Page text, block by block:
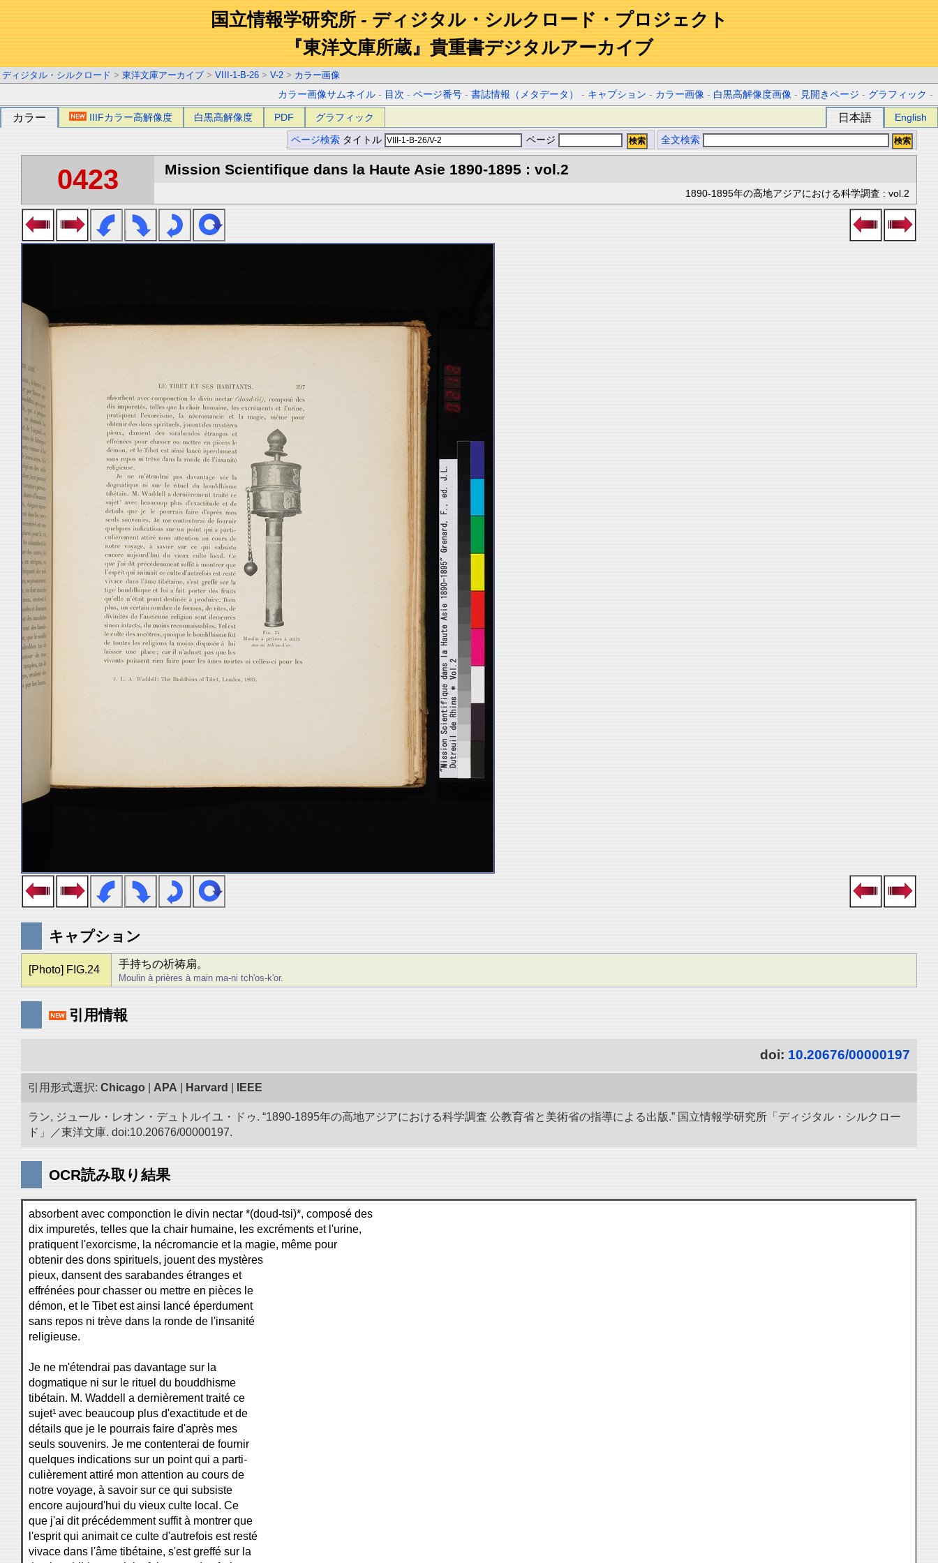
国立情報学研究所 - ディジタル・シルクロード・プロジェクト
『東洋文庫所蔵』貴重書デジタルアーカイブ
ディジタル・シルクロード > 東洋文庫アーカイブ > VIII-1-B-26 > V-2 > カラー画像
カラー画像サムネイル - 目次 -ページ番号 -書誌情報（メタデータ） - キャプション - カラー画像 - 白黒高解像度画像 - 見開きページ - グラフィック -
カラー IIIFカラー高解像度 白黒高解像度 PDF グラフィック 日本語 English
ページ検索 タイトル ページ 全文検索
0423 Mission Scientifique dans la Haute Asie 1890-1895 : vol.2
1890-1895年の高地アジアにおける科学調査 : vol.2
キャプション
[Photo] FIG.24 手持ちの祈祷扇。
Moulin à prières à main ma-ni tch'os-k'or.
引用情報
doi: 10.20676/00000197
引用形式選択: Chicago APA Harvard IEEE
ラン, ジュール・レオン・デュトルイユ・ドゥ. “1890-1895年の高地アジアにおける科学調査 公教育省と美術省の指導による出版.” 国立情報学研究所「ディジタル・シルクロー
ド」／東洋文庫. doi:10.20676/00000197.
OCR読み取り結果
absorbent avec componction le divin nectar *(doud-tsi)*, composé des
dix impuretés, telles que la chair humaine, les excréments et l'urine,
pratiquent l'exorcisme, la nécromancie et la magie, même pour
obtenir des dons spirituels, jouent des mystères
pieux, dansent des sarabandes étranges et
effrénées pour chasser ou mettre en pièces le
démon, et le Tibet est ainsi lancé éperdument
sans repos ni trève dans la ronde de l'insanité
religieuse.
Je ne m'étendrai pas davantage sur la
dogmatique ni sur le rituel du bouddhisme
tibétain. M. Waddell a dernièrement traité ce
sujet¹ avec beaucoup plus d'exactitude et de
détails que je le pourrais faire d'après mes
seuls souvenirs. Je me contenterai de fournir
quelques indications sur un point qui a parti-
culièrement attiré mon attention au cours de
notre voyage, à savoir sur ce qui subsiste
encore aujourd'hui du vieux culte local. Ce
que j'ai dit précédemment suffit à montrer que
l'esprit qui animait ce culte d'autrefois est resté
vivace dans l'âme tibétaine, s'est greffé sur la